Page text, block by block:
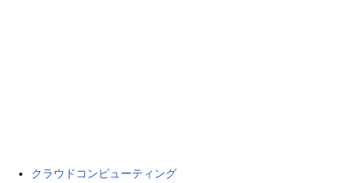
クラウドコンピューティング